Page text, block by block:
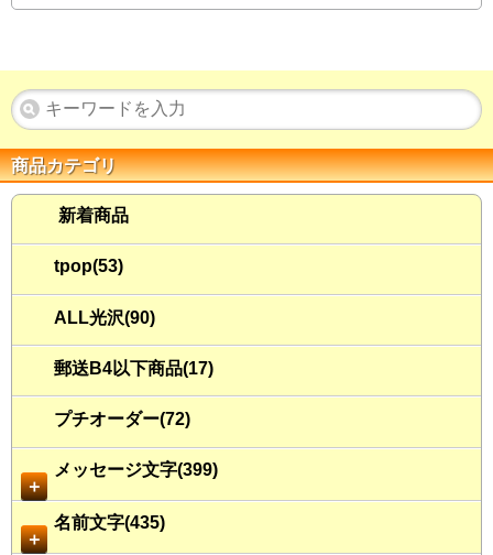
商品カテゴリ
新着商品
tpop(53)
ALL光沢(90)
郵送B4以下商品(17)
プチオーダー(72)
＋
メッセージ文字(399)
＋
名前文字(435)